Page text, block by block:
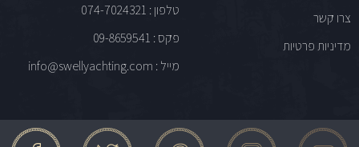
צרו קשר
מדיניות פרטיות
טלפון : 074-7024321
פקס : 09-8659541
מייל : info@swellyachting.com